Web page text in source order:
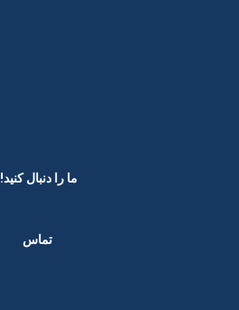
ما را دنبال کنید! ​
تماس